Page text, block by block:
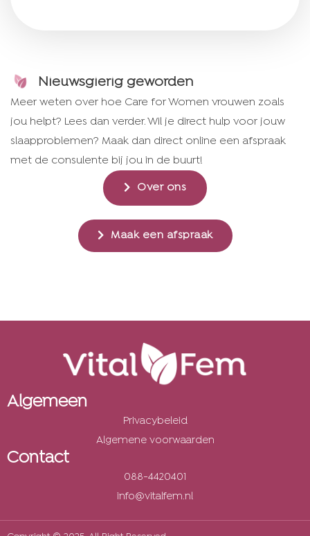
Nieuwsgierig geworden
Meer weten over hoe Care for Women vrouwen zoals
jou helpt? Lees dan verder. Wil je direct hulp voor jouw
slaapproblemen? Maak dan direct online een afspraak
met de consulente bij jou in de buurt!
Over ons
Maak een afspraak
Algemeen
Privacybeleid
Algemene voorwaarden
Contact
088-4420401
info@vitalfem.nl